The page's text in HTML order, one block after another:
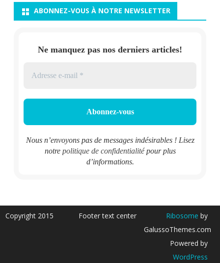
ABONNEZ-VOUS À NOTRE NEWSLETTER
Ne manquez pas nos derniers articles!
Nous n’envoyons pas de messages indésirables ! Lisez
notre politique de confidentialitépour plus
d’informations.
Copyright 2015 Footer text center Ribosome by
GalussoThemes.com
Powered by
WordPress